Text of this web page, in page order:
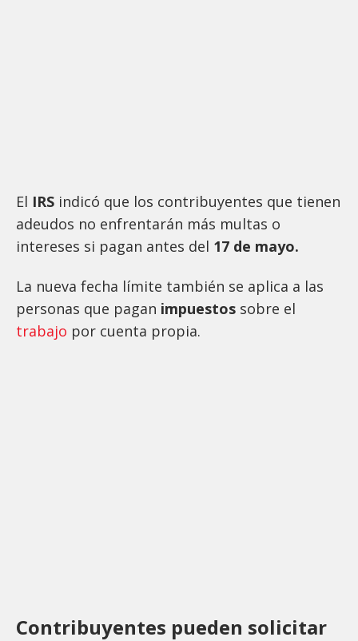
El IRS indicó que los contribuyentes que tienen
adeudos no enfrentarán más multas o
intereses si pagan antes del 17 de mayo.
La nueva fecha límite también se aplica a las
personas que pagan impuestos sobre el
trabajo por cuenta propia.
Contribuyentes pueden solicitar